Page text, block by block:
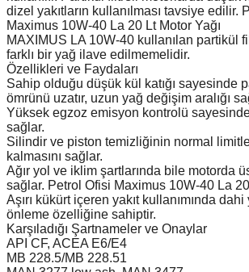
dizel yakıtların kullanılması tavsiye edilir.
Maximus 10W-40 La 20 Lt Motor Yağı
MAXIMUS LA 10W-40 kullanılan partikül
farklı bir yağ ilave edilmemelidir.
Özellikleri ve Faydaları
Sahip olduğu düşük kül katığı sayesinde
ömrünü uzatır, uzun yağ değişim aralığı
Yüksek egzoz emisyon kontrolü
sağlar.
Silindir ve piston temizliğinin normal
kalmasını sağlar.
Ağır yol ve iklim şartlarında bile motorda
sağlar. Petrol Ofisi Maximus 10W-40 La
Aşırı kükürt içeren yakıt kullanımında
önleme özelliğine sahiptir.
Karşıladığı Şartnameler ve Onaylar
API CF, ACEA E6/E4
MB 228.5/MB 228.51